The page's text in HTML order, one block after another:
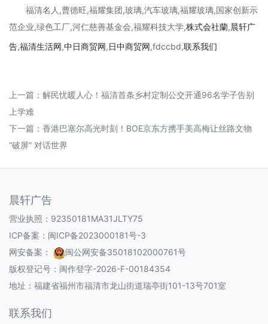
福清名人,曹德旺,福耀集团,玻璃,汽车玻璃,福耀玻璃,国家创新示
范企业,绿色工厂,河仁慈善基金会,福耀科技大学,株式会社蘭,晨轩广
告,福清生活网,中日商贸网,日中商贸网,fdccbd,联系我们
上一篇： 解民忧暖人心！福清首条乡村定制公交开通96名学子告别
上学难
下一篇： 香港巴塞尔高光时刻！BOE京东方携手美高梅让丝路文物
“破屏” 对话世界
晨轩广告
营业执照：92350181MA31JLTY75
ICP备案： 闽ICP备2023000181号-3
网安备案：
闽公网安备35018102000761号
版权登记号： 闽作登字-2026-F-00184354
地址：福建省福州市福清市龙山街道瑞亭街101-13号701室
联系我们